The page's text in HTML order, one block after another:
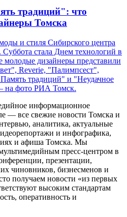
традиций": что
Томска
и стиля Сибирского центра
стала Днем технологий в
дизайнеры представили
Reverie, "Палимпсест",
традиций" и "Неудачное
на фото РИА Томск.
информационное
— все свежие новости Томска и
аналитика, актуальные
и инфографика,
и афиша Томска. Мы
пресс-центром в
презентации,
чиновников, бизнесменов и
получаем новости «из первых
высоким стандартам
оперативность и